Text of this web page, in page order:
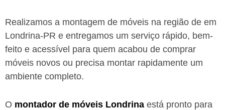
Realizamos a montagem de móveis na região de em
Londrina-PR e entregamos um serviço rápido, bem-
feito e acessível para quem acabou de comprar
móveis novos ou precisa montar rapidamente um
ambiente completo.
O montador de móveis Londrina está pronto para